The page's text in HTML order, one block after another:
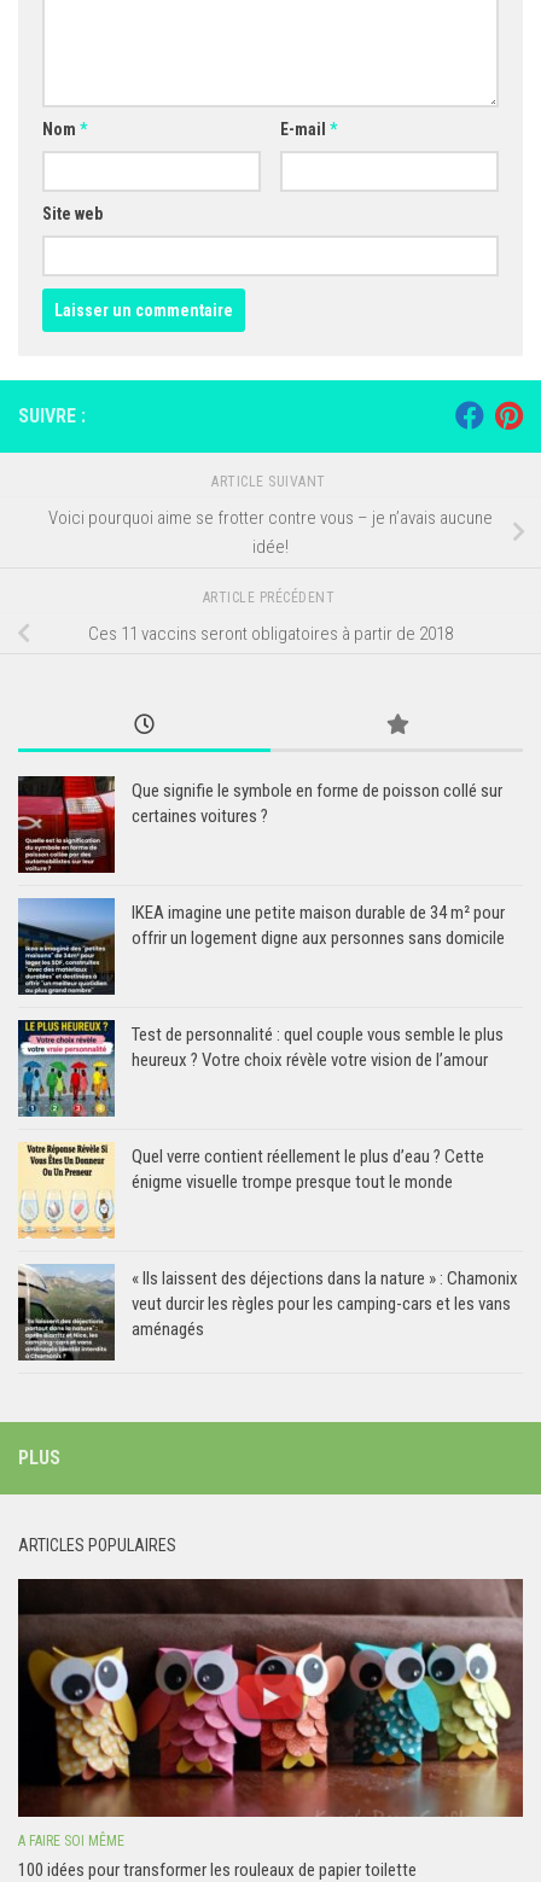
Nom * E-mail *
Site web
SUIVRE :
ARTICLE SUIVANT
Voici pourquoi aime se frotter contre vous – je n’avais aucune
idée!
ARTICLE PRÉCÉDENT
Ces 11 vaccins seront obligatoires à partir de 2018
Que signifie le symbole en forme de poisson collé sur
certaines voitures ?
IKEA imagine une petite maison durable de 34 m² pour
offrir un logement digne aux personnes sans domicile
Test de personnalité : quel couple vous semble le plus
heureux ? Votre choix révèle votre vision de l’amour
Quel verre contient réellement le plus d’eau ? Cette
énigme visuelle trompe presque tout le monde
« Ils laissent des déjections dans la nature » : Chamonix
veut durcir les règles pour les camping-cars et les vans
aménagés
PLUS
ARTICLES POPULAIRES
A FAIRE SOI MÊME
100 idées pour transformer les rouleaux de papier toilette